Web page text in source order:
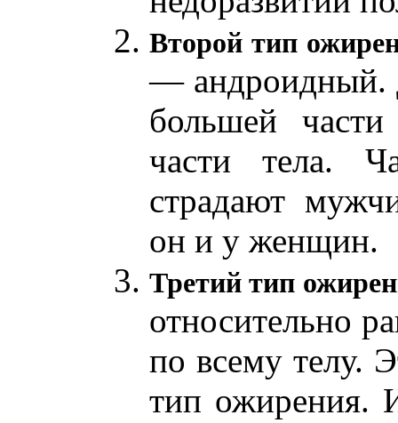
Второй тип
— андроидный.
большей
части тела.
страдают
он и у женщин.
Третий тип
относительно
по всему телу.
тип ожирения.